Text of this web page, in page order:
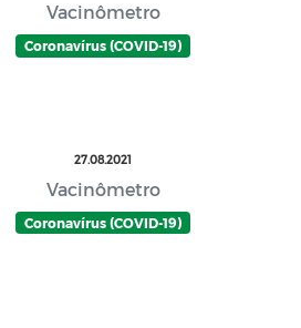
Vacinômetro
Coronavírus (COVID-19)
27.08.2021
Vacinômetro
Coronavírus (COVID-19)